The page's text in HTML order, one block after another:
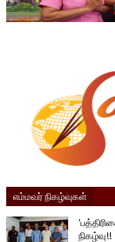
எம்மவர் நிகழ்வுகள்
நிகழ்வு!!